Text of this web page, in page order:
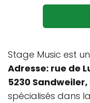
Stage Music est
Adresse: rue de
5230
spécialisés dans